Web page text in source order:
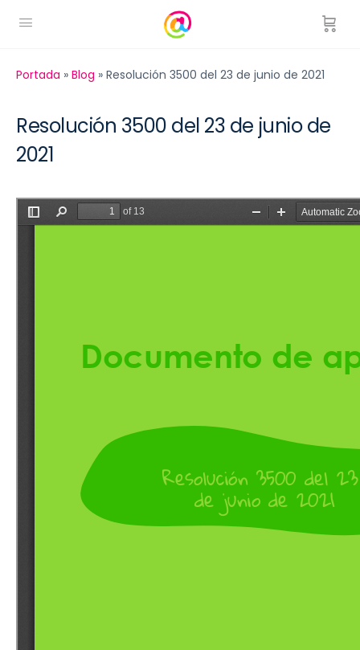
Portada » Blog » Resolución 3500 del 23 de junio de 2021
Resolución 3500 del 23 de junio de
2021